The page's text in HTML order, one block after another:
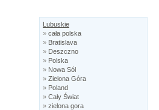
Lubuskie
» cała polska
» Bratislava
» Deszczno
» Polska
» Nowa Sól
» Zielona Góra
» Poland
» Cały Świat
» zielona gora